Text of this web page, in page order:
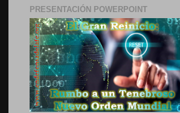
PRESENTACIÓN POWERPOINT